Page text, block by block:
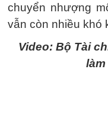
chuyển nhượng
vẫn còn nhiều khó
Video: Bộ Tài
làm